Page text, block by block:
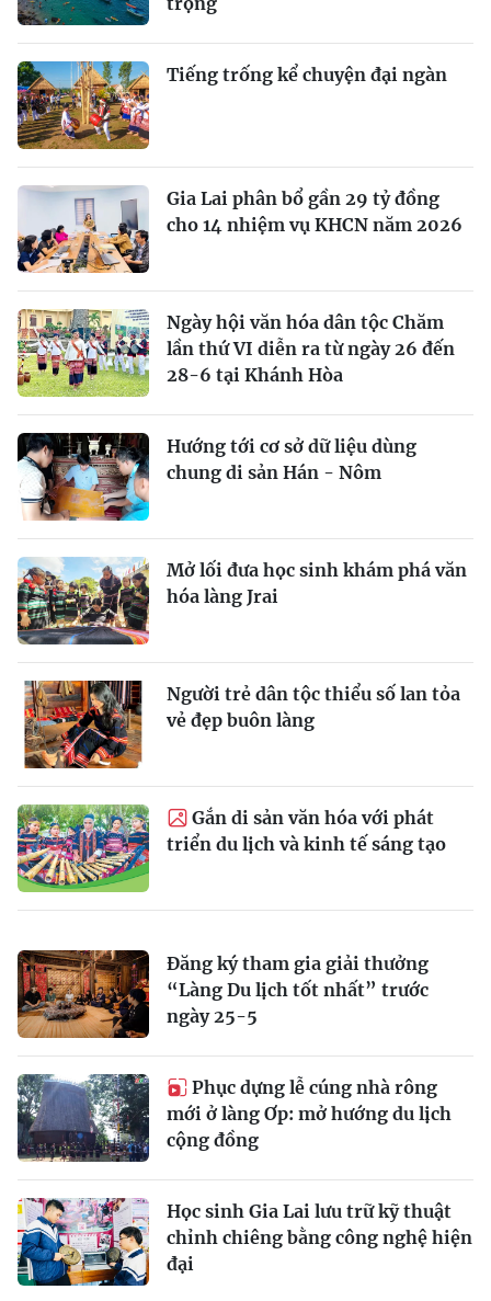
Tiếng trống kể chuyện đại ngàn
Gia Lai phân bổ gần 29 tỷ đồng
cho 14 nhiệm vụ KHCN năm 2026
Ngày hội văn hóa dân tộc Chăm
lần thứ VI diễn ra từ ngày 26 đến
28-6 tại Khánh Hòa
Hướng tới cơ sở dữ liệu dùng
chung di sản Hán - Nôm
Mở lối đưa học sinh khám phá văn
hóa làng Jrai
Người trẻ dân tộc thiểu số lan tỏa
vẻ đẹp buôn làng
Gắn di sản văn hóa với phát
triển du lịch và kinh tế sáng tạo
Đăng ký tham gia giải thưởng
“Làng Du lịch tốt nhất” trước
ngày 25-5
Phục dựng lễ cúng nhà rông
mới ở làng Ơp: mở hướng du lịch
cộng đồng
Học sinh Gia Lai lưu trữ kỹ thuật
chỉnh chiêng bằng công nghệ hiện
đại